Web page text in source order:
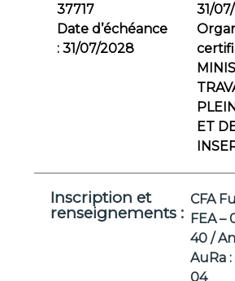
37717
Date d’échéance
: 31/07/2028
31/
ET
Inscription et
renseignements :
CFA
FEA –
40 /
AuRa
04